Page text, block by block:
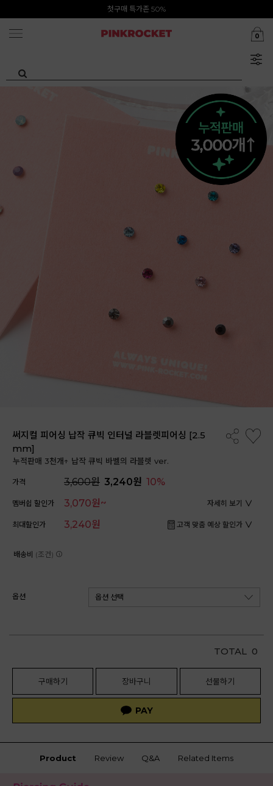
Summer Clearance ~80%
0
써지컬 피어싱 납작 큐빅 인터널 라블렛피어싱 [2.5
mm]
누적판매 3천개↑ 납작 큐빅 바벨의 라블렛 ver.
가격 3,600원 3,240원 10%
멤버쉽 할인가 3,070원~ 자세히 보기
최대할인가 3,240원 고객 맞춤 예상 할인가
배송비 (조건)
옵션
TOTAL 0
구매하기 장바구니 선물하기
Product Review Q&A Related Items